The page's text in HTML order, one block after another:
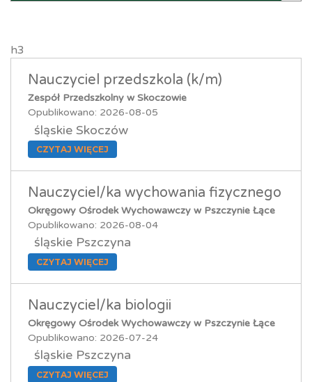
h3
Nauczyciel przedszkola (k/m)
Zespół Przedszkolny w Skoczowie
Opublikowano: 2026-08-05
śląskie Skoczów
CZYTAJ WIĘCEJ
Nauczyciel/ka wychowania fizycznego
Okręgowy Ośrodek Wychowawczy w Pszczynie Łące
Opublikowano: 2026-08-04
śląskie Pszczyna
CZYTAJ WIĘCEJ
Nauczyciel/ka biologii
Okręgowy Ośrodek Wychowawczy w Pszczynie Łące
Opublikowano: 2026-07-24
śląskie Pszczyna
CZYTAJ WIĘCEJ